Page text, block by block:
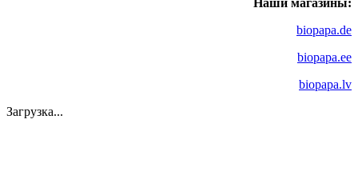
biopapa.de
biopapa.ee
biopapa.lv
Загрузка...